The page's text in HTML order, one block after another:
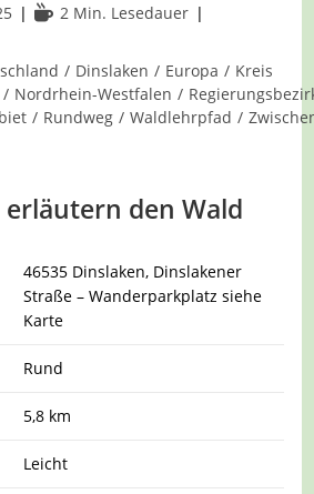
Lesedauer:
2 Min. Lesedauer
/ Dinslaken / Europa / Kreis
/ Nordrhein-Westfalen /
/ Rundweg / Waldlehrpfad /
erläutern den Wald
46535 Dinslaken, Dinslakener
Straße – Wanderparkplatz siehe
Karte
Rund
5,8 km
Leicht